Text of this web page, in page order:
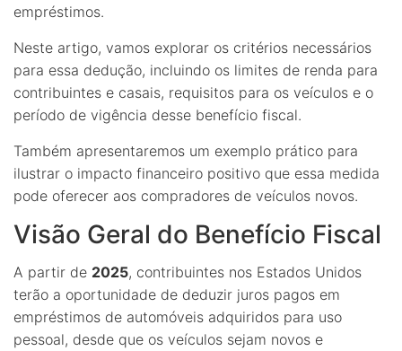
empréstimos.
Neste artigo, vamos explorar os critérios necessários
para essa dedução, incluindo os limites de renda para
contribuintes e casais, requisitos para os veículos e o
período de vigência desse benefício fiscal.
Também apresentaremos um exemplo prático para
ilustrar o impacto financeiro positivo que essa medida
pode oferecer aos compradores de veículos novos.
Visão Geral do Benefício Fiscal
A partir de 2025, contribuintes nos Estados Unidos
terão a oportunidade de deduzir juros pagos em
empréstimos de automóveis adquiridos para uso
pessoal, desde que os veículos sejam novos e